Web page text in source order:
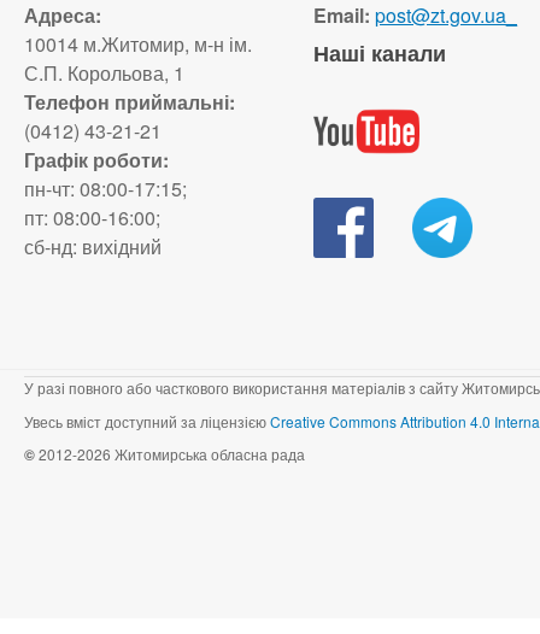
Адреса:
10014 м.Житомир, м-н ім.
С.П. Корольова, 1
Телефон приймальні:
(0412) 43-21-21
Графік роботи:
пн-чт: 08:00-17:15;
пт: 08:00-16:00;
сб-нд: вихідний
Email: post@zt.gov.ua_
Наші канали
У разі повного або часткового використання матеріалів з сайту
Увесь вміст доступний за ліцензієюCreative Commons Attribution 4.0
©2012-2026 Житомирська обласна рада